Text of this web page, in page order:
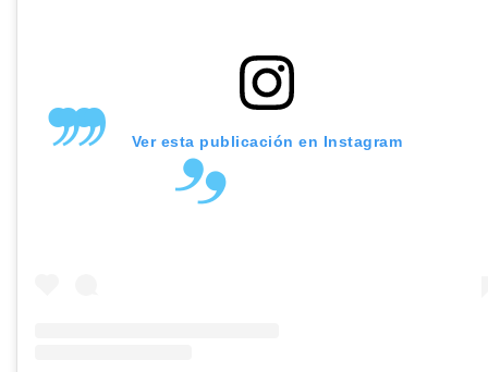
Ver esta publicación en Instagram